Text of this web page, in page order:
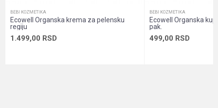
BEBI KOZMETIKA
Ecowell Organska krema za pelensku
regiju
1.499,00 RSD
BEBI KOZMETIKA
Ecowell Organska
pak.
499,00 RSD